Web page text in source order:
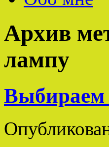
Архив
лампу
Выбираем